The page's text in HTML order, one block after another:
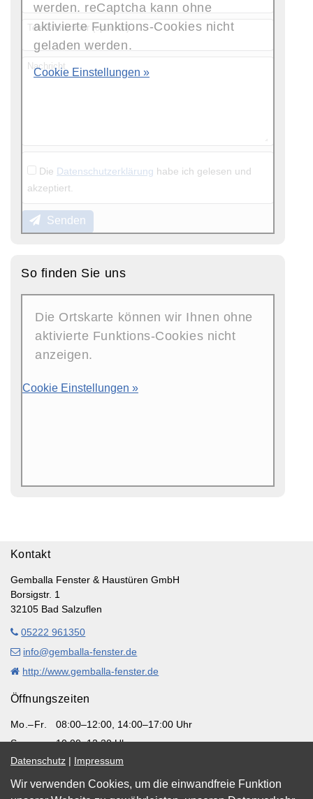
Telefonnummer (optional)
Nachricht
Die Datenschutzerklärung habe ich gelesen und
akzeptiert.
Senden
werden. reCaptcha kann ohne
aktivierte Funktions-Cookies nicht
geladen werden.
Cookie Einstellungen »
So finden Sie uns
Die Ortskarte können wir Ihnen ohne
aktivierte Funktions-Cookies nicht
anzeigen.
Cookie Einstellungen »
Kontakt
Gemballa Fenster & Haustüren GmbH
Borsigstr. 1
32105 Bad Salzuflen
05222 961350
info@gemballa-fenster.de
http://www.gemballa-fenster.de
Öffnungszeiten
Mo.–Fr.
08:00–12:00, 14:00–17:00 Uhr
Sa.
10:00–12:30 Uhr
Datenschutz | Impressum
Wir verwenden Cookies, um die einwandfreie Funktion